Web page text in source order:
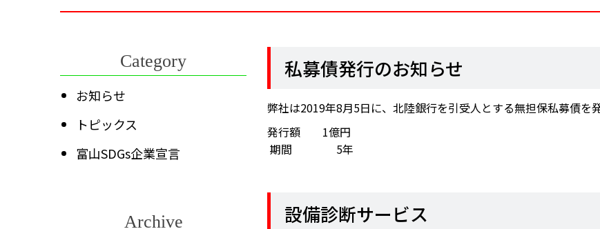
Category
お知らせ
トピックス
富山SDGs企業宣言
Archive
私募債発行のお知らせ
弊社は2019年8月5日に、北陸銀行を引受人とする無担保私募債を
発行額 1億円
期間 5年
設備診断サービス